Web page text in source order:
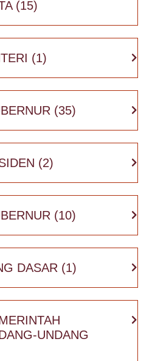
(15)
(1)
(35)
(2)
(10)
DASAR (1)
UNDANG